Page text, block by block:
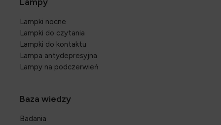
Lampy
Lampki nocne
Lampki do czytania
Lampki do kontaktu
Lampa antydepresyjna
Lampy na podczerwień
Baza wiedzy
Badania